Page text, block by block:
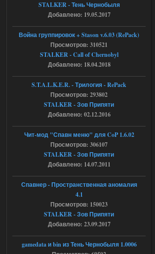
Ответить ➤
04.08.2026
Объединенный Пак 2 + OGSR +
STCoP WP 3.4
16:48
Stalker-Mods-Clan-su
Доступно только для пользователей
Объединенный Пак 2 + OGSR +
STCoP WP 3.4
andreyforest1993
вот ещё этот же трелер с
вашего сайта, https://stalker-
mods.su/news/op_2_ogsr_stcop_wp_3_4
_trejler_2022/2022-11-30-6818
Объединенный Пак 2 + OGSR +
STCoP WP 3.4
15:03
andreyforest1993
STALKER - Тень Чернобыля
Добавлено: 19.05.2017
Война группировок + Stason v.6.03 (RePack)
Просмотров: 310521
STALKER - Call of Chernobyl
Добавлено: 18.04.2018
S.T.A.L.K.E.R. - Трилогия - RePack
Просмотров: 293802
STALKER - Зов Припяти
Добавлено: 02.12.2016
Чит-мод "Спавн меню" для CoP 1.6.02
Просмотров: 306107
STALKER - Зов Припяти
Добавлено: 14.07.2011
Спавнер - Пространственная аномалия
4.1
Просмотров: 150023
STALKER - Зов Припяти
Добавлено: 23.09.2017
gamedata и bin из Тень Чернобыля 1.0006